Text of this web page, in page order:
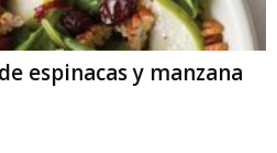
espinacas y manzana